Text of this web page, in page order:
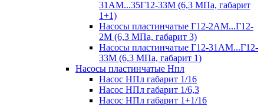
31АМ...35Г12-33М (6,3 МПа, габарит
1+1)
Насосы пластинчатые Г12-2АМ...Г12-
2М (6,3 МПа, габарит 3)
Насосы пластинчатые Г12-31АМ...Г12-
33М (6,3 МПа, габарит 1)
Насосы пластинчатые Нпл
Насос НПл габарит 1/16
Насос НПл габарит 1/6,3
Насос НПл габарит 1+1/16